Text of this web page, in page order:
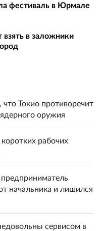
фестиваль в Юрмале
взять в заложники
Токио противоречит
оружия
рабочих
начальника и лишился
сервисом в